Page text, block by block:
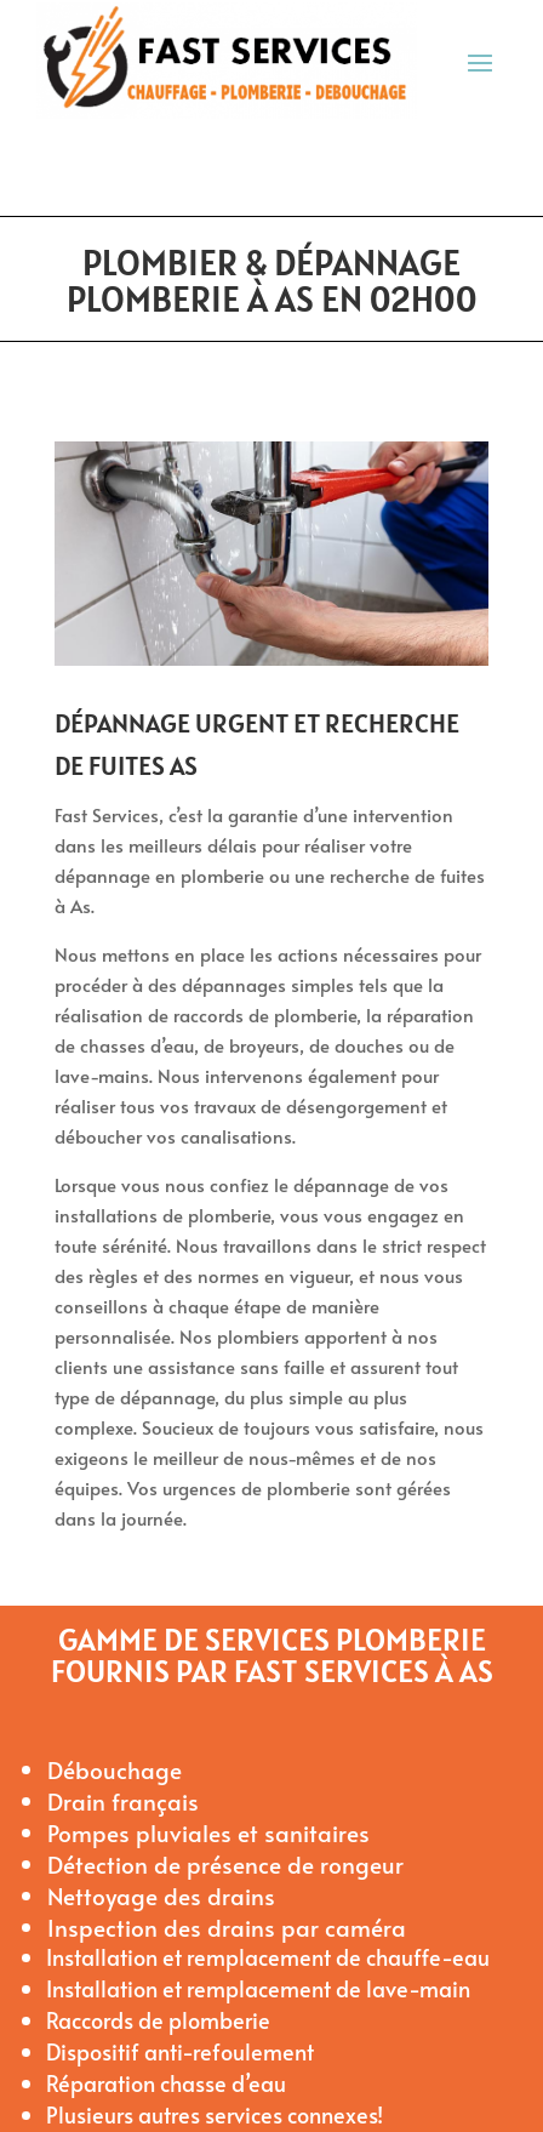
PLOMBIER & DÉPANNAGE
PLOMBERIE À AS EN 02H00
DÉPANNAGE URGENT ET RECHERCHE
DE FUITES AS
Fast Services, c’est la garantie d’une intervention
dans les meilleurs délais pour réaliser votre
dépannage en plomberie ou une recherche de fuites
à As.
Nous mettons en place les actions nécessaires pour
procéder à des dépannages simples tels que la
réalisation de raccords de plomberie, la réparation
de chasses d’eau, de broyeurs, de douches ou de
lave-mains. Nous intervenons également pour
réaliser tous vos travaux de désengorgement et
déboucher vos canalisations.
Lorsque vous nous confiez le dépannage de vos
installations de plomberie, vous vous engagez en
toute sérénité. Nous travaillons dans le strict respect
des règles et des normes en vigueur, et nous vous
conseillons à chaque étape de manière
personnalisée. Nos plombiers apportent à nos
clients une assistance sans faille et assurent tout
type de dépannage, du plus simple au plus
complexe. Soucieux de toujours vous satisfaire, nous
exigeons le meilleur de nous-mêmes et de nos
équipes. Vos urgences de plomberie sont gérées
dans la journée.
GAMME DE SERVICES PLOMBERIE
FOURNIS PAR FAST SERVICES À AS
Débouchage
Drain français
Pompes pluviales et sanitaires
Détection de présence de rongeur
Nettoyage des drains
Inspection des drains par caméra
Installation et remplacement de chauffe-eau
Installation et remplacement de lave-main
Raccords de plomberie
Dispositif anti-refoulement
Réparation chasse d’eau
Plusieurs autres services connexes!